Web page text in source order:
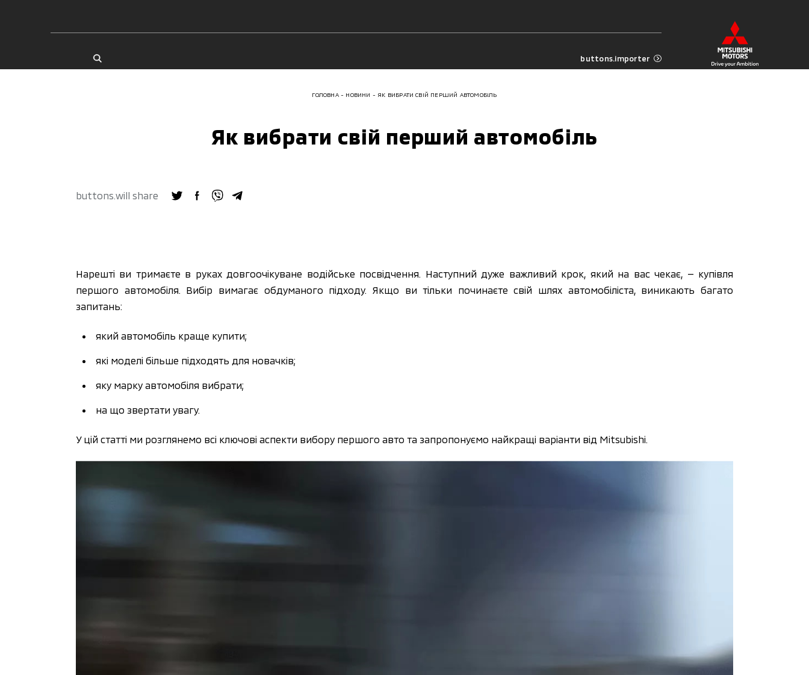
buttons.importer
ГОЛОВНА НОВИНИ ЯК ВИБРАТИ СВІЙ ПЕРШИЙ АВТОМОБІЛЬ
Як вибрати свій перший автомобіль
buttons.will share
Нарешті ви тримаєте в руках довгоочікуване водійське посвідчення. Наступний дуже важливий крок, який на вас чекає, — купівля
першого автомобіля. Вибір вимагає обдуманого підходу. Якщо ви тільки починаєте свій шлях автомобіліста, виникають багато
запитань:
який автомобіль краще купити;
які моделі більше підходять для новачків;
яку марку автомобіля вибрати;
на що звертати увагу.
У цій статті ми розглянемо всі ключові аспекти вибору першого авто та запропонуємо найкращі варіанти від Mitsubishi.